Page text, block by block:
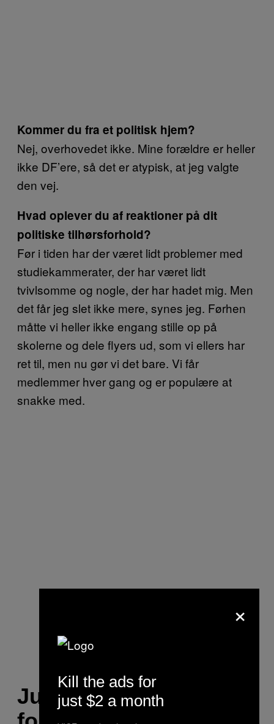
Kommer du fra et politisk hjem?
Nej, overhovedet ikke. Mine forældre er heller
ikke DF’ere, så det er atypisk, at jeg valgte
den vej.
Hvad oplever du af reaktioner på dit
politiske tilhørsforhold?
Før i tiden har der været lidt problemer med
studiekammerater, der har været lidt
tvivlsomme og nogle, der har hadet mig. Men
det får jeg slet ikke mere, synes jeg. Førhen
måtte vi heller ikke engang stille op på
skolerne og dele flyers ud, som vi ellers har
ret til, men nu gør vi det bare. Vi får
medlemmer hver gang og er populære at
snakke med.
Julie Gottschalk,
×
Kill the ads for
just $2 a month